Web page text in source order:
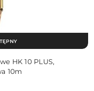
HK 10 PLUS,
10m